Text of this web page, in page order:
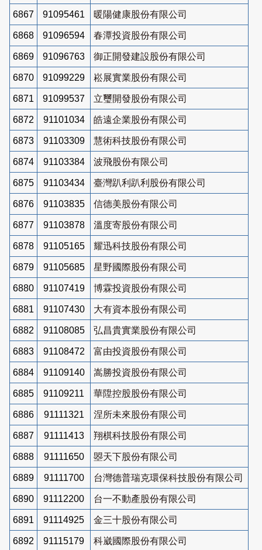
6867 91095461 暖陽健康股份有限公司
6868 91096594 春潭投資股份有限公司
6869 91096763 御正開發建設股份有限公司
6870 91099229 崧展實業股份有限公司
6871 91099537 立璽開發股份有限公司
6872 91101034 皓遠企業股份有限公司
6873 91103309 慧術科技股份有限公司
6874 91103384 波飛股份有限公司
6875 91103434 臺灣趴利趴利股份有限公司
6876 91103835 信德美股份有限公司
6877 91103878 溫度寄股份有限公司
6878 91105165 耀迅科技股份有限公司
6879 91105685 星野國際股份有限公司
6880 91107419 博霖投資股份有限公司
6881 91107430 大有資本股份有限公司
6882 91108085 弘昌貴實業股份有限公司
6883 91108472 富由投資股份有限公司
6884 91109140 嵩勝投資股份有限公司
6885 91109211 華陞控股股份有限公司
6886 91111321 涅所未來股份有限公司
6887 91111413 翔棋科技股份有限公司
6888 91111650 曌天下股份有限公司
6889 91111700 台灣德普瑞克環保科技股份有限公司
6890 91112200 台一不動產股份有限公司
6891 91114925 金三十股份有限公司
6892 91115179 科崴國際股份有限公司